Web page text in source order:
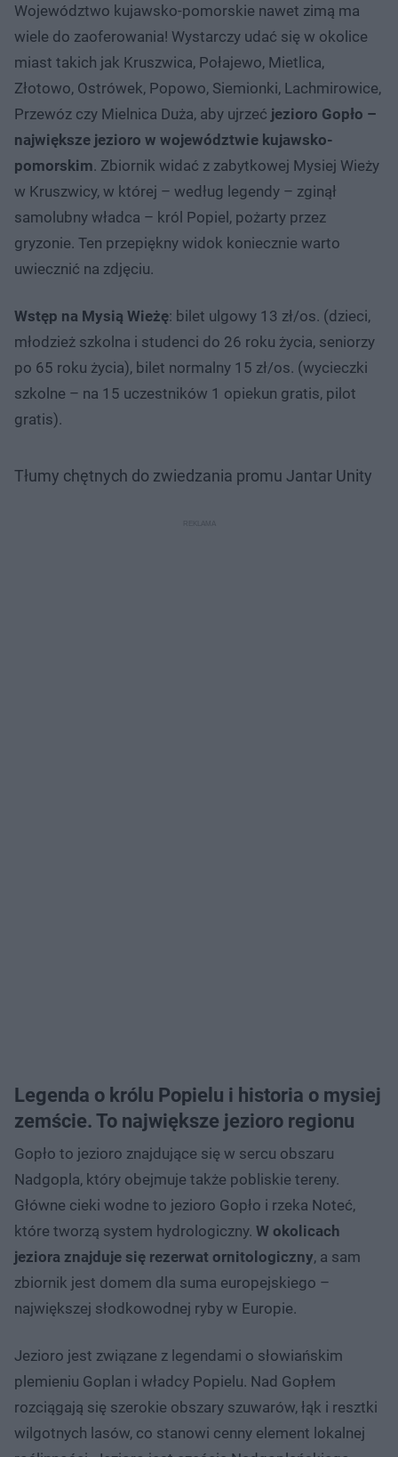
Województwo kujawsko-pomorskie nawet zimą ma
wiele do zaoferowania! Wystarczy udać się w okolice
miast takich jak Kruszwica, Połajewo, Mietlica,
Złotowo, Ostrówek, Popowo, Siemionki, Lachmirowice,
Przewóz czy Mielnica Duża, aby ujrzeć jezioro Gopło –
największe jezioro w województwie kujawsko-
pomorskim. Zbiornik widać z zabytkowej Mysiej Wieży
w Kruszwicy, w której – według legendy – zginął
samolubny władca – król Popiel, pożarty przez
gryzonie. Ten przepiękny widok koniecznie warto
uwiecznić na zdjęciu.
Wstęp na Mysią Wieżę: bilet ulgowy 13 zł/os. (dzieci,
młodzież szkolna i studenci do 26 roku życia, seniorzy
po 65 roku życia), bilet normalny 15 zł/os. (wycieczki
szkolne – na 15 uczestników 1 opiekun gratis, pilot
gratis).
Tłumy chętnych do zwiedzania promu Jantar Unity
Legenda o królu Popielu i historia o mysiej
zemście. To największe jezioro regionu
Gopło to jezioro znajdujące się w sercu obszaru
Nadgopla, który obejmuje także pobliskie tereny.
Główne cieki wodne to jezioro Gopło i rzeka Noteć,
które tworzą system hydrologiczny. W okolicach
jeziora znajduje się rezerwat ornitologiczny, a sam
zbiornik jest domem dla suma europejskiego –
największej słodkowodnej ryby w Europie.
Jezioro jest związane z legendami o słowiańskim
plemieniu Goplan i władcy Popielu. Nad Gopłem
rozciągają się szerokie obszary szuwarów, łąk i resztki
wilgotnych lasów, co stanowi cenny element lokalnej